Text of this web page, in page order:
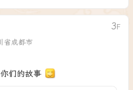
省成都市
3 F
们的故事